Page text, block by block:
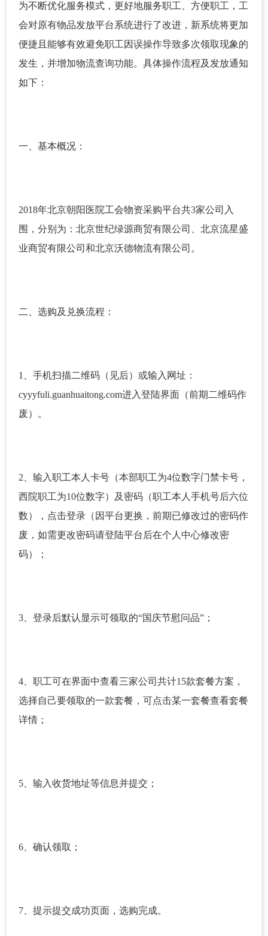
为不断优化服务模式，更好地服务职工、方便职工，工
会对原有物品发放平台系统进行了改进，新系统将更加
便捷且能够有效避免职工因误操作导致多次领取现象的
发生，并增加物流查询功能。具体操作流程及发放通知
如下：
一、基本概况：
2018年北京朝阳医院工会物资采购平台共3家公司入
围，分别为：北京世纪绿源商贸有限公司、北京流星盛
业商贸有限公司和北京沃德物流有限公司。
二、选购及兑换流程：
1、手机扫描二维码（见后）或输入网址：
cyyyfuli.guanhuaitong.com进入登陆界面（前期二维码作
废）。
2、输入职工本人卡号（本部职工为4位数字门禁卡号，
西院职工为10位数字）及密码（职工本人手机号后六位
数），点击登录（因平台更换，前期已修改过的密码作
废，如需更改密码请登陆平台后在个人中心修改密
码）；
3、登录后默认显示可领取的“国庆节慰问品”；
4、职工可在界面中查看三家公司共计15款套餐方案，
选择自己要领取的一款套餐，可点击某一套餐查看套餐
详情；
5、输入收货地址等信息并提交；
6、确认领取；
7、提示提交成功页面，选购完成。